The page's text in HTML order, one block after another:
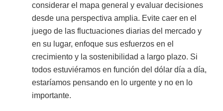
considerar el mapa general y evaluar decisiones
desde una perspectiva amplia. Evite caer en el
juego de las fluctuaciones diarias del mercado y
en su lugar, enfoque sus esfuerzos en el
crecimiento y la sostenibilidad a largo plazo. Si
todos estuviéramos en función del dólar día a día,
estaríamos pensando en lo urgente y no en lo
importante.